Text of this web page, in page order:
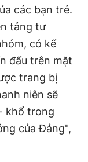
các bạn trẻ.
tảng tư
có kế
đấu trên mặt
trang bị
niên sẽ
khổ trong
của Đảng",